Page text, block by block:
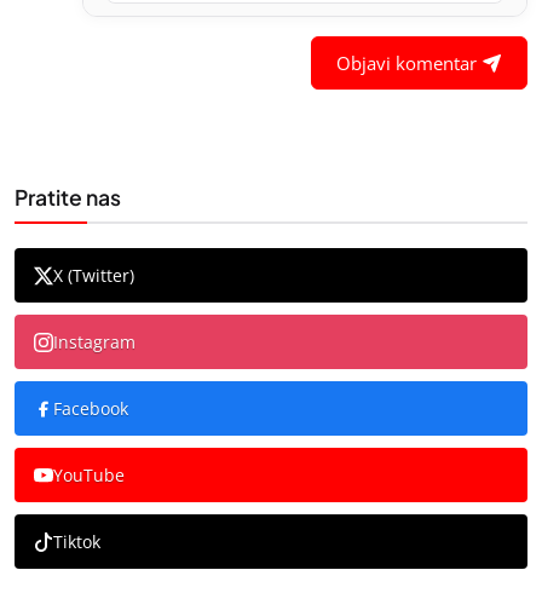
Objavi komentar
Pratite nas
X (Twitter)
Instagram
Facebook
YouTube
Tiktok